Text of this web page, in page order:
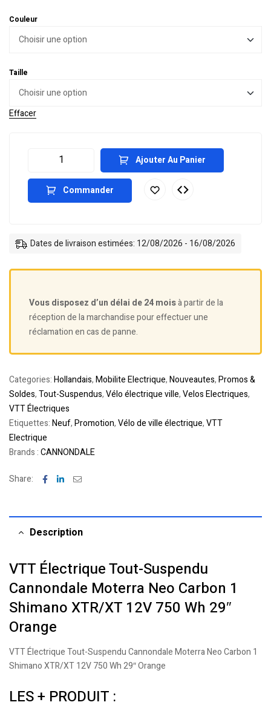
Couleur
Taille
Effacer
Ajouter Au Panier
Commander
Dates de livraison estimées: 12/08/2026 - 16/08/2026
Vous disposez d’un délai de 24 moisà partir de la
réception de la marchandise pour effectuer une
réclamation en cas de panne.
Categories:Hollandais,Mobilite Electrique,Nouveautes,Promos &
Soldes,Tout-Suspendus,Vélo électrique ville,Velos Electriques,
VTT Électriques
Etiquettes:Neuf,Promotion,Vélo de ville électrique,VTT
Electrique
Brands :CANNONDALE
Share: Facebook
LinkedinEmail
Description
VTT Électrique Tout-Suspendu
Cannondale Moterra Neo Carbon 1
Shimano XTR/XT 12V 750 Wh 29″
Orange
VTT Électrique Tout-Suspendu Cannondale Moterra Neo Carbon 1
Shimano XTR/XT 12V 750 Wh 29″ Orange
LES + PRODUIT :